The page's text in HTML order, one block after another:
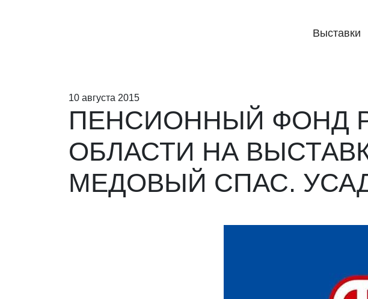
Выставки
10 августа 2015
ПЕНСИОННЫЙ ФОНД
ОБЛАСТИ НА
МЕДОВЫЙ СПАС.